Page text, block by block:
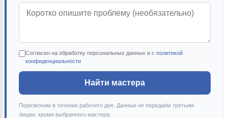
Согласен на обработку персональных данных и с политикой
конфиденциальности
Найти мастера
Перезвоним в течение рабочего дня. Данные не передаём третьим
лицам, кроме выбранного мастера.